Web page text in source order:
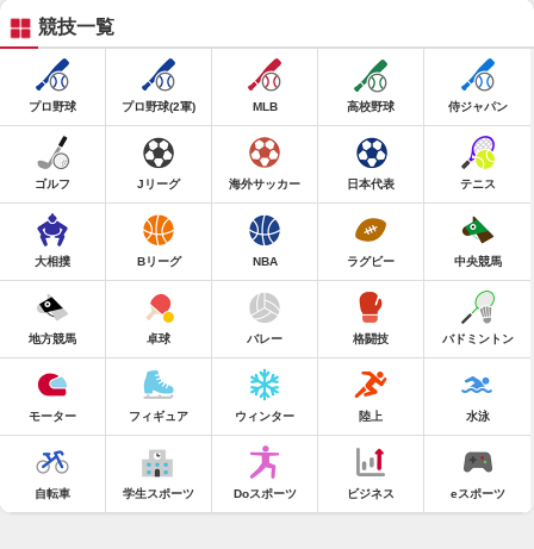
競技一覧
プロ野球 プロ野球(2軍) MLB 高校野球 侍ジャパン
ゴルフ Jリーグ 海外サッカー 日本代表 テニス
大相撲 Bリーグ NBA ラグビー 中央競馬
地方競馬 卓球 バレー 格闘技 バドミントン
モーター フィギュア ウィンター 陸上 水泳
自転車 学生スポーツ Doスポーツ ビジネス eスポーツ